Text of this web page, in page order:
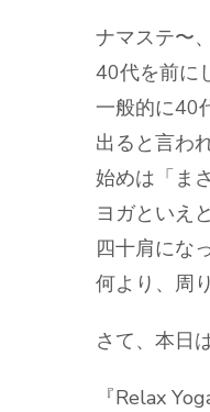
ナマステ〜
40代を前に
一般的に40
出ると言わ
始めは「ま
ヨガといえ
四十肩にな
何より、周
さて、本日
『Relax